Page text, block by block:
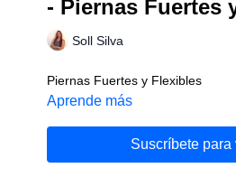
- Piernas Fuertes
Soll Silva
Piernas Fuertes y Flexibles
Aprende más
Suscríbete para